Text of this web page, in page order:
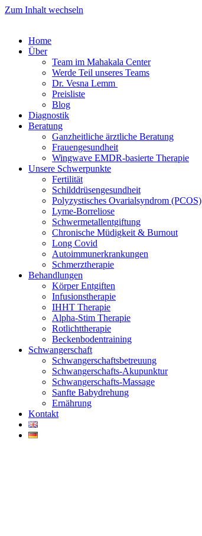
Zum Inhalt wechseln
Home
Über
Team im Mahakala Center
Werde Teil unseres Teams
Dr. Vesna Lemm ​
Preisliste
Blog
Diagnostik
Beratung
Ganzheitliche ärztliche Beratung
Frauen­gesundheit
Wingwave EMDR-basierte Therapie
Unsere Schwerpunkte
Fertilität
Schilddrüsengesundheit
Polyzystisches Ovarialsyndrom (PCOS)
Lyme-Borreliose
Schwermetallentgiftung
Chronische Müdigkeit & Burnout
Long Covid
Autoimmunerkrankungen
Schmerztherapie
Behandlungen
Körper Entgiften
Infusionstherapie
IHHT Therapie
Alpha-Stim Therapie
Rotlichttherapie
Beckenbodentraining
Schwangerschaft
Schwangerschaftsbetreuung
Schwangerschafts-Akupunktur
Schwangerschafts-Massage
Sanfte Babydrehung
Ernährung
Kontakt